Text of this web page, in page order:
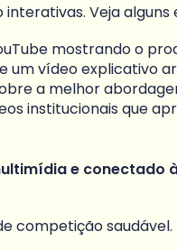
Veja alguns
mostrando o
um vídeo explicativo
a melhor
institucionais que
e conectado
competição saudável.